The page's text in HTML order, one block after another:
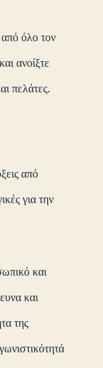
από όλο τον
ανοίξτε
πελάτες.
από
για την
και
και
της